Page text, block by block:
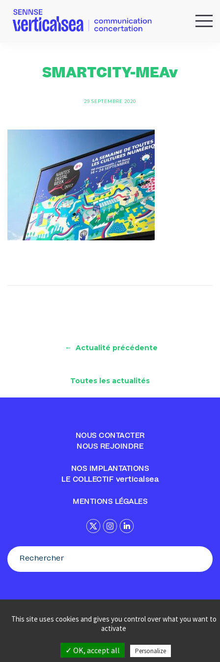
SMARTCITY-MEAv
29 SEPTEMBRE 2020
← Actualité précédente
Toutes les actualités
NOUS CONTACTER
NOUS REJOINDRE
NOS IMPLANTATIONS
LE COLLECTIF verticalsea
MENTIONS LÉGALES
© Sennse
This site uses cookies and gives you control over what you want to
activate
✓ OK, accept all Personalize